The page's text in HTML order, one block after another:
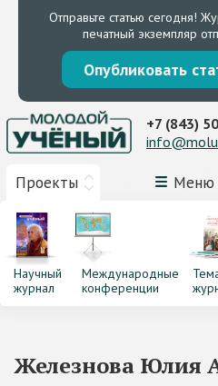
Отправьте статью сегодня!
печатный экземпляр
Опубликовать
Проекты Меню
+7 (843)
Научный
журнал
Международные
конференции
Железнова Юлия